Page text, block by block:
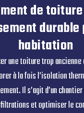
de
durable
habitation
une toiture trop ancienne
à la fois l’isolation
Il s’agit d’un
et optimiser le